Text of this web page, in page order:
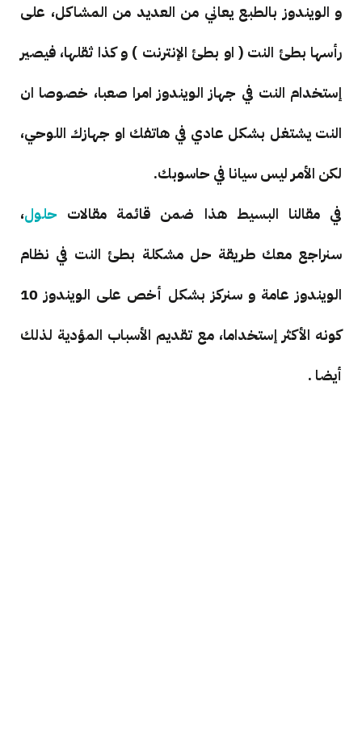
و الويندوز بالطبع يعاني من العديد من المشاكل، على
رأسها بطئ النت ( او بطئ الإنترنت ) و كذا ثقلها، فيصير
إستخدام النت في جهاز الويندوز امرا صعبا، خصوصا ان
النت يشتغل بشكل عادي في هاتفك او جهازك اللوحي،
لكن الأمر ليس سيانا في حاسوبك.
في مقالنا البسيط هذا ضمن قائمة مقالات حلول،
سنراجع معك طريقة حل مشكلة بطئ النت في نظام
الويندوز عامة و سنركز بشكل أخص على الويندوز 10
كونه الأكثر إستخداما، مع تقديم الأسباب المؤدية لذلك
أيضا .